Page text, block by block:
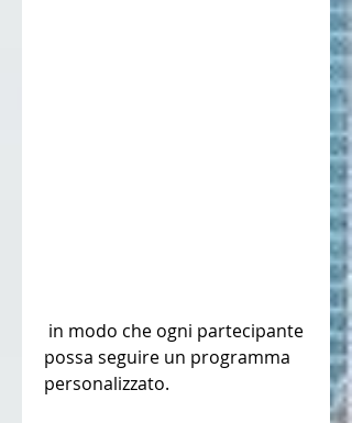
possa seguire un programma
personalizzato.